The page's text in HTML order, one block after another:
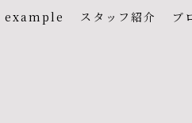
example スタッフ紹介 ブ